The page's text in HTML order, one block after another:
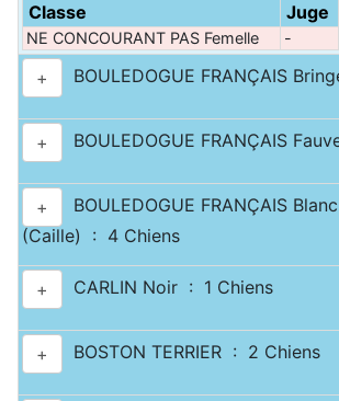
Classe
Juge
NE CONCOURANT PAS Femelle -
+ BOULEDOGUE FRANÇAIS
+ BOULEDOGUE FRANÇAIS
+
BOULEDOGUE FRANÇAIS
(Caille) : 4 Chiens
+ CARLIN Noir : 1 Chiens
+ BOSTON TERRIER : 2 Chiens